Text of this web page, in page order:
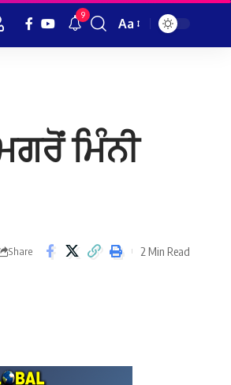
9
Font
Aa
ਮਿੰਨੀ
Share 2 Min Read